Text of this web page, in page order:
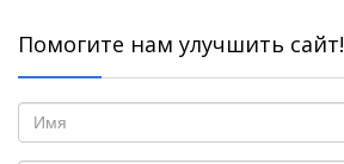
Помогите нам улучшить сайт!